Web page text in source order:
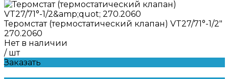
Теромстат (термостатический клапан) VT27/71°-1/2"
270.2060
Нет в наличии
/ шт
Заказать